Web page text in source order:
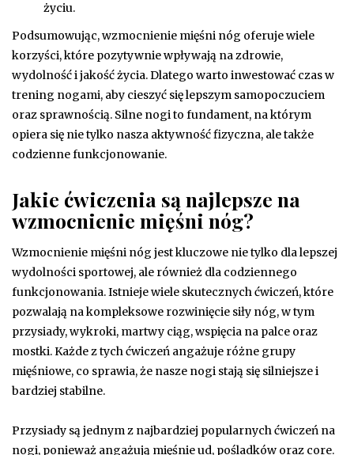
życiu.
Podsumowując, wzmocnienie mięśni nóg oferuje wiele
korzyści, które pozytywnie wpływają na zdrowie,
wydolność i jakość życia. Dlatego warto inwestować czas w
trening nogami, aby cieszyć się lepszym samopoczuciem
oraz sprawnością. Silne nogi to fundament, na którym
opiera się nie tylko nasza aktywność fizyczna, ale także
codzienne funkcjonowanie.
Jakie ćwiczenia są najlepsze na
wzmocnienie mięśni nóg?
Wzmocnienie mięśni nóg jest kluczowe nie tylko dla lepszej
wydolności sportowej, ale również dla codziennego
funkcjonowania. Istnieje wiele skutecznych ćwiczeń, które
pozwalają na kompleksowe rozwinięcie siły nóg, w tym
przysiady, wykroki, martwy ciąg, wspięcia na palce oraz
mostki. Każde z tych ćwiczeń angażuje różne grupy
mięśniowe, co sprawia, że nasze nogi stają się silniejsze i
bardziej stabilne.
Przysiady są jednym z najbardziej popularnych ćwiczeń na
nogi, ponieważ angażują mięśnie ud, pośladków oraz core.